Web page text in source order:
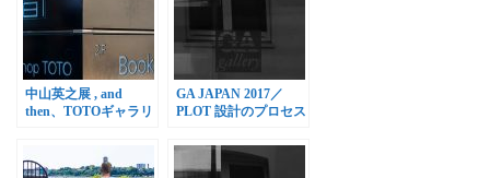
中山英之展 , and
then、TOTOギャラリ
GA JAPAN 2017／
PLOT 設計のプロセス
開催